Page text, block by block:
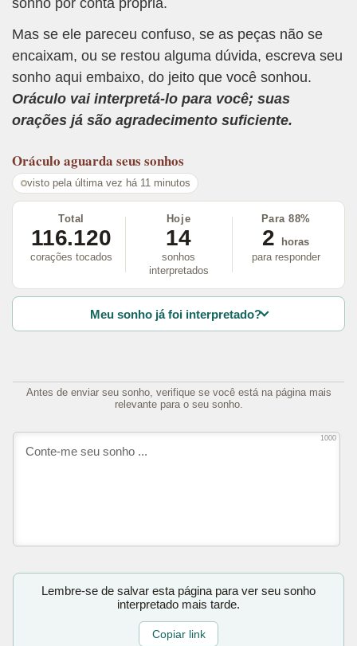
Mas se ele pareceu confuso, se as peças não se
encaixam, ou se restou alguma dúvida, escreva seu
sonho aqui embaixo, do jeito que você sonhou.
Oráculo vai interpretá-lo para você; suas
orações já são agradecimento suficiente.
Oráculo aguarda seus sonhos
visto pela última vez há 11 minutos
Total
116.120
corações tocados
Hoje
14
sonhos
interpretados
Para 88%
2
horas
para responder
Meu sonho já foi interpretado?
Antes de enviar seu sonho, verifique se você está na página mais
relevante para o seu sonho.
1000
Lembre-se de salvar esta página para ver seu sonho
interpretado mais tarde.
Copiar link